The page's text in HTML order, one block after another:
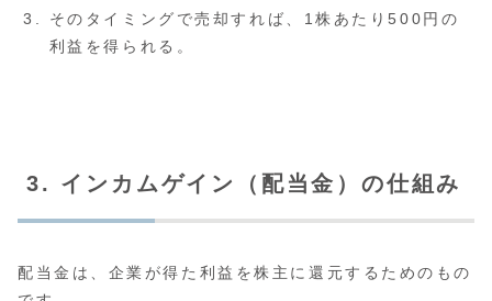
そのタイミングで売却すれば、1株あたり500円の
利益を得られる。
3. インカムゲイン（配当金）の仕組み
配当金は、企業が得た利益を株主に還元するためのもの